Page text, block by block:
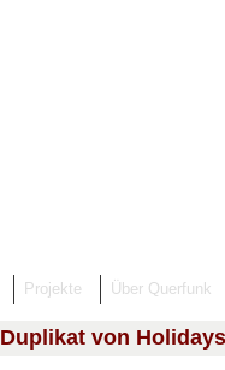
Projekte Über Querfunk
Duplikat von